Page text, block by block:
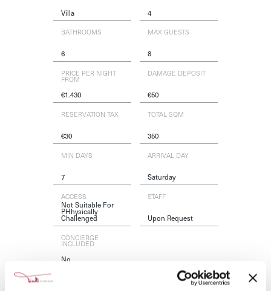
Villa 4
BATHROOMS
6
MAX GUESTS
8
PRICE PER NIGHT
FROM
€1.430
DAMAGE DEPOSIT
€50
RESERVATION TAX
€30
TOTAL SQM
350
MIN DAYS
7
ARRIVAL DAY
Saturday
ACCESS
Not Suitable For
PHhysically
Challenged
STAFF
Upon Request
CONCIERGE
INCLUDED
No